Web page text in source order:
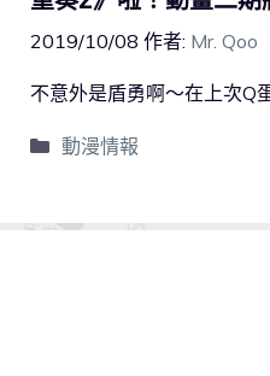
2019/10/08 作者: Mr. Qoo
不意外是盾勇啊～在上次Q
動漫情報